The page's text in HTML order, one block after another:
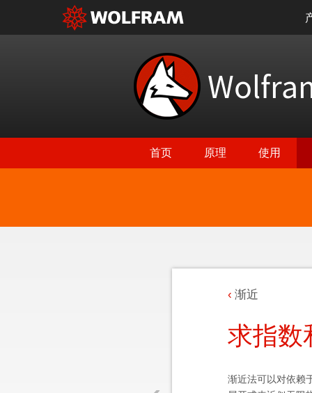
首页 原理 使用
渐近
求指数
渐近法可以对依赖